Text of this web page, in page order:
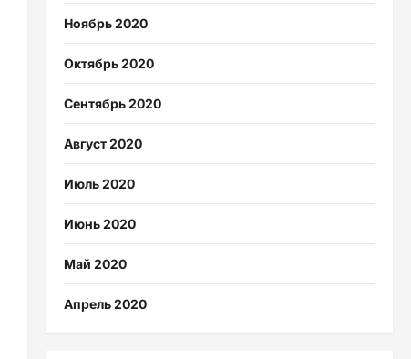
Ноябрь 2020
Октябрь 2020
Сентябрь 2020
Август 2020
Июль 2020
Июнь 2020
Май 2020
Апрель 2020